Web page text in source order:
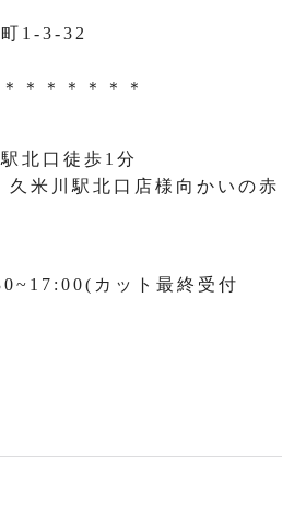
1-3-32
＊＊＊＊＊＊
北口徒歩1分
米川駅北口店様向かいの赤
カット最終受付